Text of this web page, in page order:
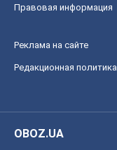
Правовая информация
Реклама на сайте
Редакционная политика
OBOZ.UA